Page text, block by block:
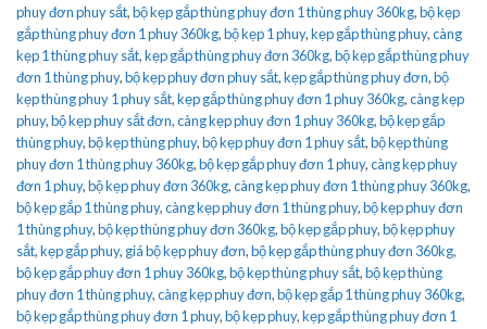
phuy đơn phuy sắt,bộ kẹp gắp thùng phuy đơn 1 thùng phuy 360kg,bộ kẹp
gắp thùng phuy đơn 1 phuy 360kg,bộ kẹp 1 phuy,kẹp gắp thùng phuy,càng
kẹp 1 thùng phuy sắt,kẹp gắp thùng phuy đơn 360kg,bộ kẹp gắp thùng phuy
đơn 1 thùng phuy,bộ kẹp phuy đơn phuy sắt,kẹp gắp thùng phuy đơn,bộ
kẹp thùng phuy 1 phuy sắt,kẹp gắp thùng phuy đơn 1 phuy 360kg,càng kẹp
phuy,bộ kẹp phuy sắt đơn,càng kẹp phuy đơn 1 phuy 360kg,bộ kẹp gắp
thùng phuy,bộ kẹp thùng phuy,bộ kẹp phuy đơn 1 phuy sắt,bộ kẹp thùng
phuy đơn 1 thùng phuy 360kg,bộ kẹp gắp phuy đơn 1 phuy,càng kẹp phuy
đơn 1 phuy,bộ kẹp phuy đơn 360kg,càng kẹp phuy đơn 1 thùng phuy 360kg,
bộ kẹp gắp 1 thùng phuy,càng kẹp phuy đơn 1 thùng phuy,bộ kẹp phuy đơn
1 thùng phuy,bộ kẹp thùng phuy đơn 360kg,bộ kẹp gắp phuy,bộ kẹp phuy
sắt,kẹp gắp phuy, giá bộ kẹp phuy đơn,bộ kẹp gắp thùng phuy đơn 360kg,
bộ kẹp gắp phuy đơn 1 phuy 360kg,bộ kẹp thùng phuy sắt,bộ kẹp thùng
phuy đơn 1 thùng phuy,càng kẹp phuy đơn,bộ kẹp gắp 1 thùng phuy 360kg,
bộ kẹp gắp thùng phuy đơn 1 phuy,bộ kẹp phuy,kẹp gắp thùng phuy đơn 1